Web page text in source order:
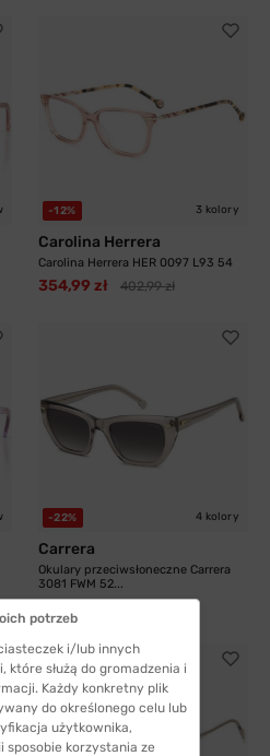
-12% 3 kolory
Carolina Herrera
Carolina Herrera HER 0097 L93 54
354,99 zł 402,99 zł
-22% 4 kolory
Carrera
Okulary przeciwsłoneczne Carrera
3081 FWM 52...
potrzeb
i/lub innych
które służą do gromadzenia i
Każdy konkretny plik
do określonego celu lub
użytkownika,
korzystania ze